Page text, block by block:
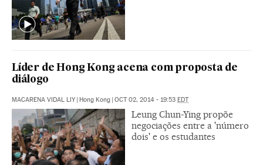
Líder de Hong Kong acena com proposta de
diálogo
MACARENA VIDAL LIY | Hong Kong | OCT 02, 2014 - 19:53 EDT
Leung Chun-Ying propõe
negociações entre a 'número
dois' e os estudantes